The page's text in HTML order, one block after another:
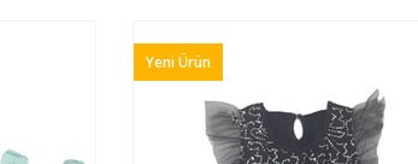
Yeni Ürün